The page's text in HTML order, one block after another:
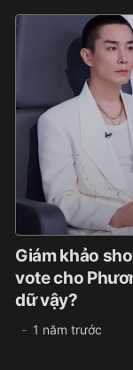
Giám khảo
vote cho
dữ vậy?
1 năm trước